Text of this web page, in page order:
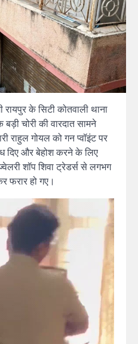
रायपुर के सिटी कोतवाली थाना
चोरी की वारदात सामने
राहुल गोयल को गन प्वॉइंट पर
दिए और बेहोश करने के लिए
शॉप शिवा ट्रेडर्स से लगभग
हो गए।